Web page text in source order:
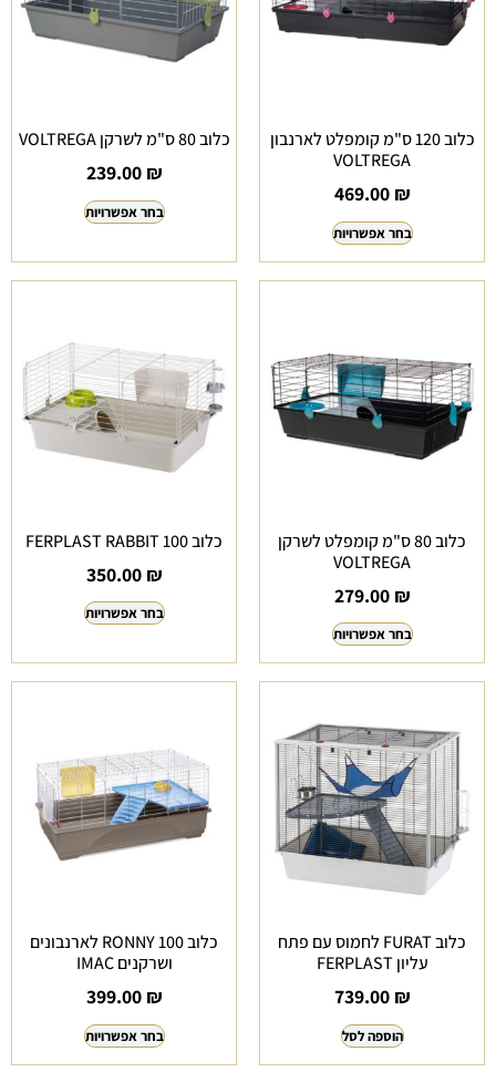
כלוב 120 ס"מ קומפלט לארנבון
VOLTREGA
469.00 ₪
בחר אפשרויות
כלוב 80 ס"מ לשרקן VOLTREGA
239.00 ₪
בחר אפשרויות
כלוב 80 ס"מ קומפלט לשרקן
VOLTREGA
279.00 ₪
בחר אפשרויות
כלוב FERPLAST RABBIT 100
350.00 ₪
בחר אפשרויות
כלוב FURAT לחמוס עם פתח
עליון FERPLAST
739.00 ₪
הוספה לסל
כלוב RONNY 100 לארנבונים
ושרקנים IMAC
399.00 ₪
בחר אפשרויות